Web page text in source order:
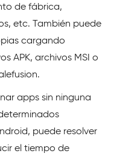
de fábrica,
etc. También puede
cargando
APK, archivos MSI o
apps sin ninguna
puede resolver
el tiempo de